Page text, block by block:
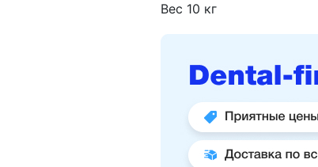
Вес 10 кг